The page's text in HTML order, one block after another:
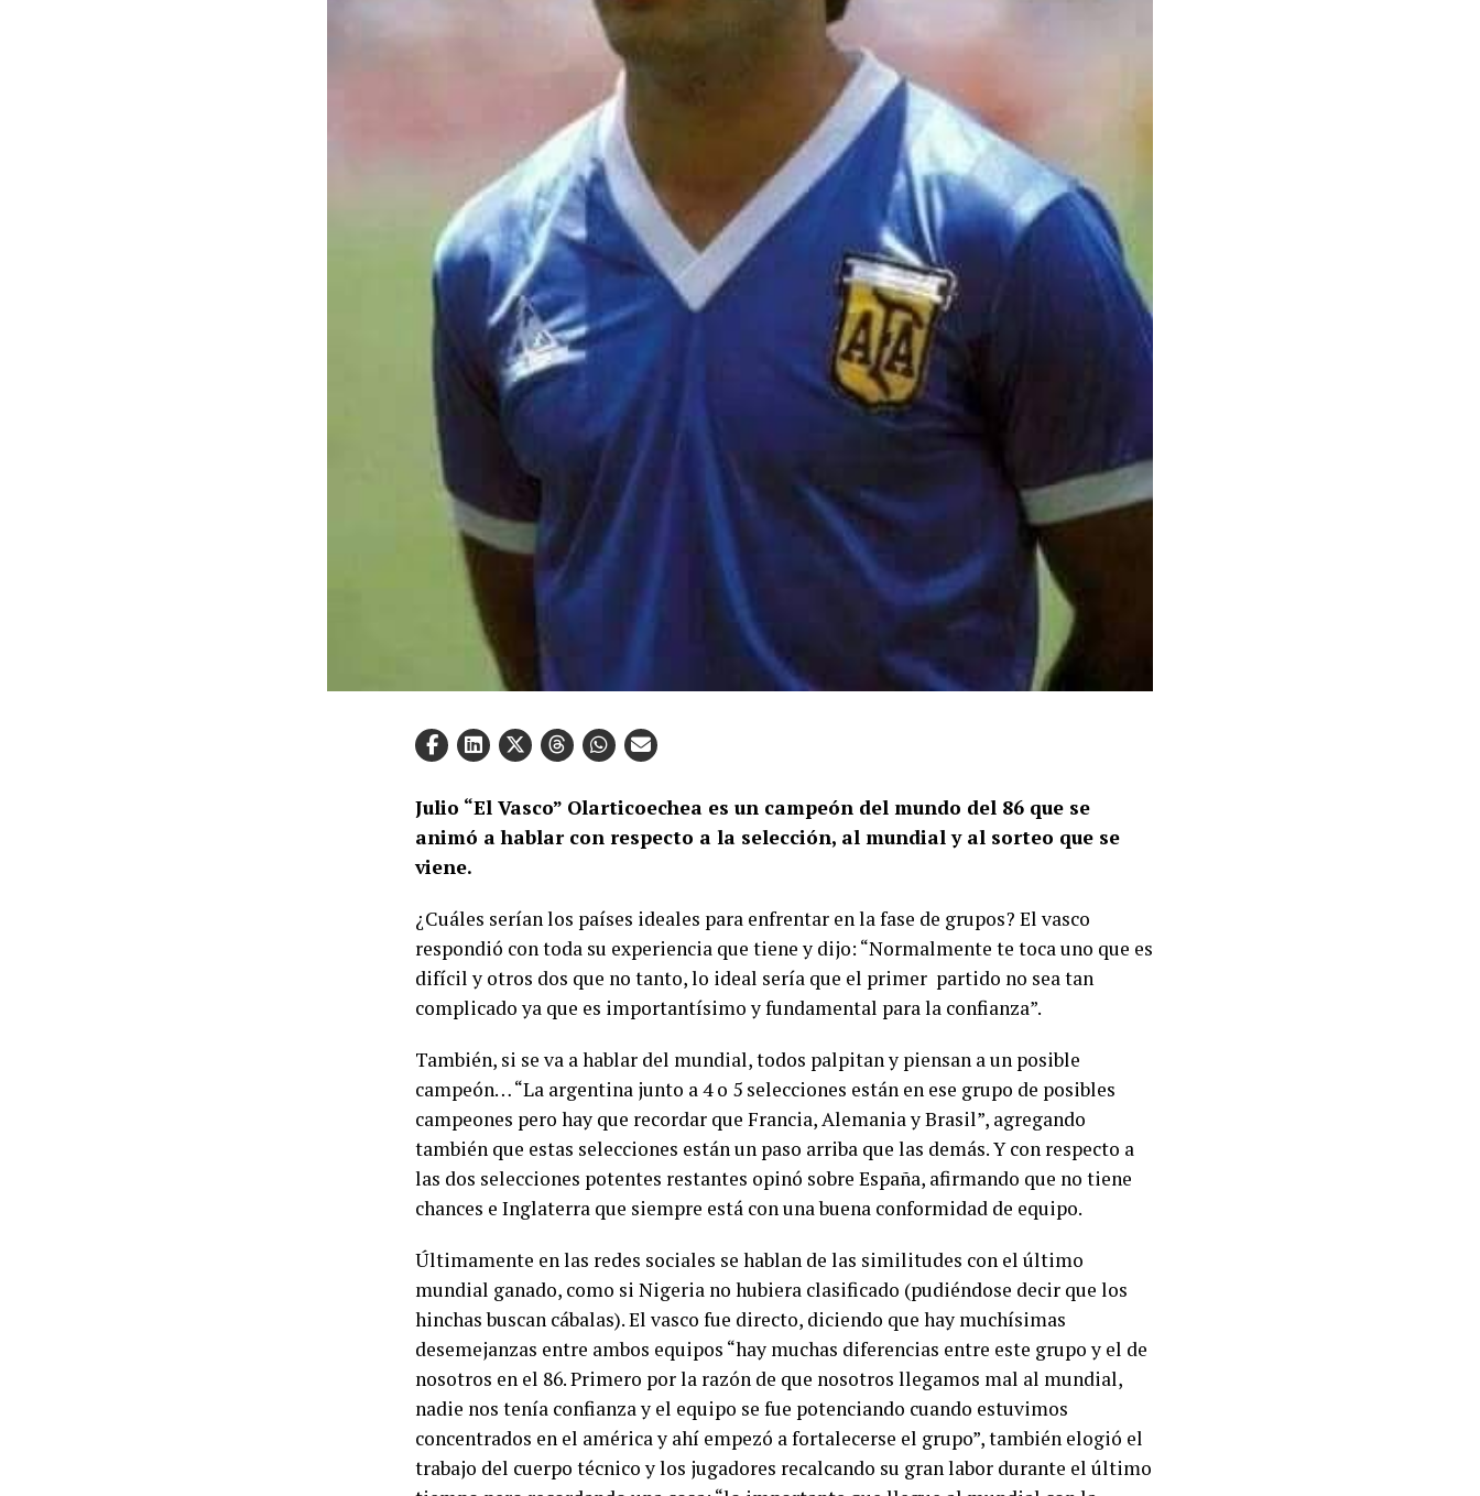
Julio “El Vasco” Olarticoechea es un campeón del mundo del 86 que se
animó a hablar con respecto a la selección, al mundial y al sorteo que se
viene.
¿Cuáles serían los países ideales para enfrentar en la fase de grupos? El vasco
respondió con toda su experiencia que tiene y dijo: “Normalmente te toca uno que es
difícil y otros dos que no tanto, lo ideal sería que el primer partido no sea tan
complicado ya que es importantísimo y fundamental para la confianza”.
También, si se va a hablar del mundial, todos palpitan y piensan a un posible
campeón… “La argentina junto a 4 o 5 selecciones están en ese grupo de posibles
campeones pero hay que recordar que Francia, Alemania y Brasil”, agregando
también que estas selecciones están un paso arriba que las demás. Y con respecto a
las dos selecciones potentes restantes opinó sobre España, afirmando que no tiene
chances e Inglaterra que siempre está con una buena conformidad de equipo.
Últimamente en las redes sociales se hablan de las similitudes con el último
mundial ganado, como si Nigeria no hubiera clasificado (pudiéndose decir que los
hinchas buscan cábalas). El vasco fue directo, diciendo que hay muchísimas
desemejanzas entre ambos equipos “hay muchas diferencias entre este grupo y el de
nosotros en el 86. Primero por la razón de que nosotros llegamos mal al mundial,
nadie nos tenía confianza y el equipo se fue potenciando cuando estuvimos
concentrados en el américa y ahí empezó a fortalecerse el grupo”, también elogió el
trabajo del cuerpo técnico y los jugadores recalcando su gran labor durante el último